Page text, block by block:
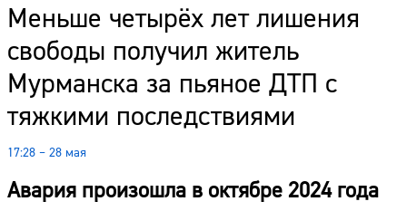
Меньше четырёх лет лишения
свободы получил житель
Мурманска за пьяное ДТП с
тяжкими последствиями
17:28 – 28 мая
Авария произошла в октябре 2024 года
Наши гости
Фоторепортажи
Погода
Курсы валют